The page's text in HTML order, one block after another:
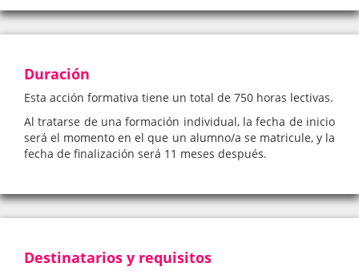
Duración
Esta acción formativa tiene un total de 750 horas lectivas.
Al tratarse de una formación individual, la fecha de inicio
será el momento en el que un alumno/a se matricule, y la
fecha de finalización será 11 meses después.
Destinatarios y requisitos